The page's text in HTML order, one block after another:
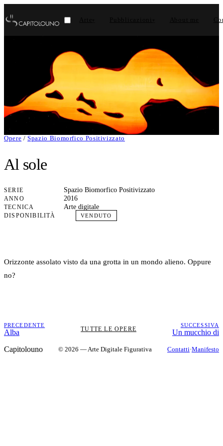
Opere /Spazio Biomorfico Positivizzato
Al sole
SERIE Spazio Biomorfico Positivizzato
ANNO 2016
TECNICA Arte digitale
DISPONIBILITÀ VENDUTO
Orizzonte assolato visto da una grotta in un mondo alieno. Oppure
no?
PRECEDENTE
Alba TUTTE LE OPERE
SUCCESSIVA
Un mucchio di
Capitolouno © 2026 — Arte Digitale Figurativa Contatti·Manifesto